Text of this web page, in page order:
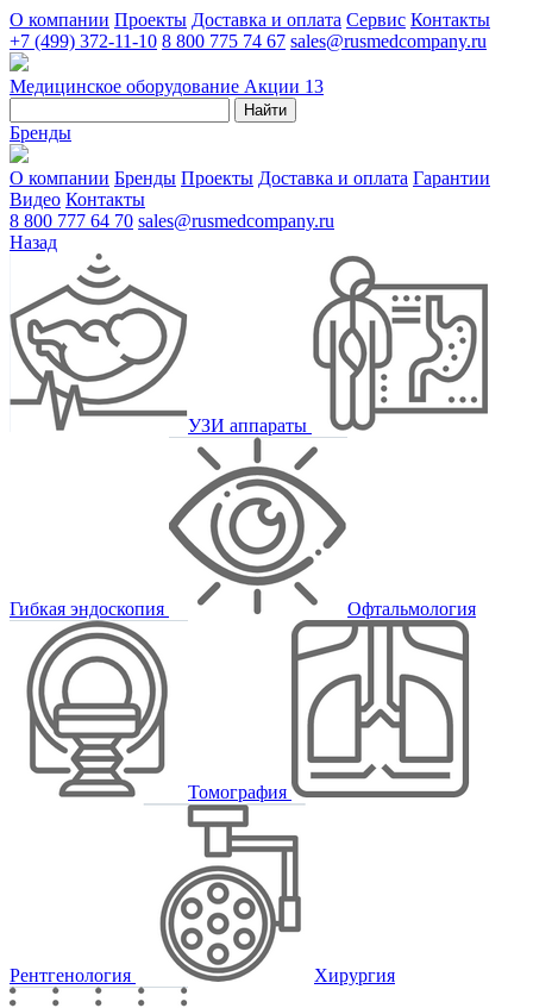
О компании Проекты Доставка и оплата Сервис Контакты
+7 (499) 372-11-10 8 800 775 74 67 sales@rusmedcompany.ru
Медицинское оборудование Акции 13
Найти
Бренды
О компании Бренды Проекты Доставка и оплата Гарантии
Видео Контакты
8 800 777 64 70 sales@rusmedcompany.ru
Назад
УЗИ аппараты
Гибкая эндоскопия Офтальмология
Томография
Рентгенология Хирургия